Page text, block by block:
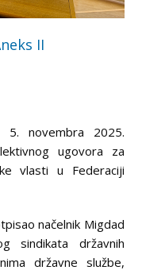
II
5. novembra 2025.
ugovora za
vlasti u Federaciji
načelnik Migdad
sindikata državnih
državne službe,